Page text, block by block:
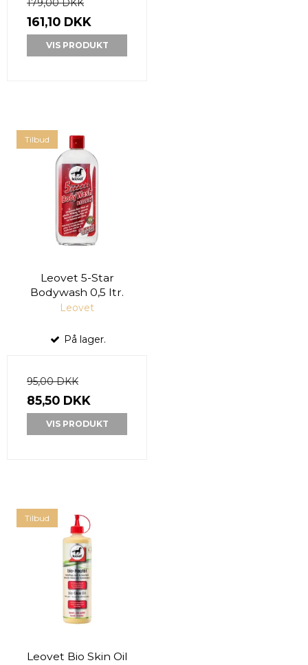
179,00 DKK
161,10 DKK
VIS PRODUKT
Tilbud
Leovet 5-Star
Bodywash 0,5 ltr.
Leovet
På lager.
95,00 DKK
85,50 DKK
VIS PRODUKT
Tilbud
Leovet Bio Skin Oil